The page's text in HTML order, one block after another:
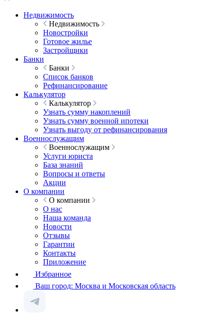
Недвижимость
Недвижимость
Новостройки
Готовое жилье
Застройщики
Банки
Банки
Список банков
Рефинансирование
Калькулятор
Калькулятор
Узнать сумму накоплений
Узнать сумму военной ипотеки
Узнать выгоду от рефинансирования
Военнослужащим
Военнослужащим
Услуги юриста
База знаний
Вопросы и ответы
Акции
О компании
О компании
О нас
Наша команда
Новости
Отзывы
Гарантии
Контакты
Приложение
Избранное
Ваш город: Москва и Московская область